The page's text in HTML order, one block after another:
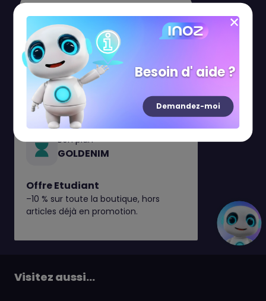
Bon plan
GOLDENIM
Offre Etudiant
–10 % sur toute la boutique, hors
articles déjà en promotion.
Visitez aussi...
Besoin d' aide ?
Demandez-moi